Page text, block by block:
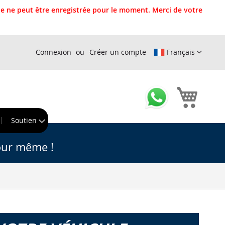
ne peut être enregistrée pour le moment. Merci de votre
Français
Connexion Créer un compte
Soutien
même !